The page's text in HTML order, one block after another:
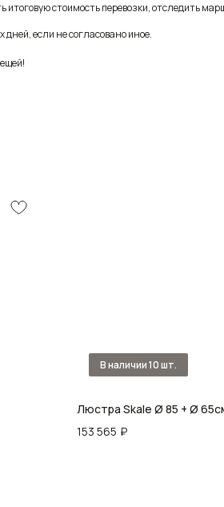
стоимость перевозки, отследить
если не согласовано иное.
Люстра Skale Ø 85 + Ø
153 565 ₽